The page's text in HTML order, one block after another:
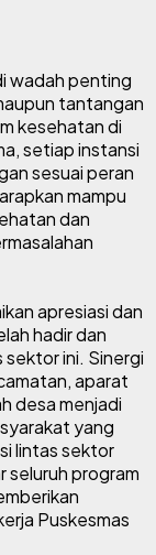
wadah penting
tantangan
kesehatan di
setiap instansi
sesuai peran
mampu
dan
apresiasi dan
hadir dan
ini. Sinergi
aparat
desa menjadi
yang
lintas sektor
seluruh program
Puskesmas